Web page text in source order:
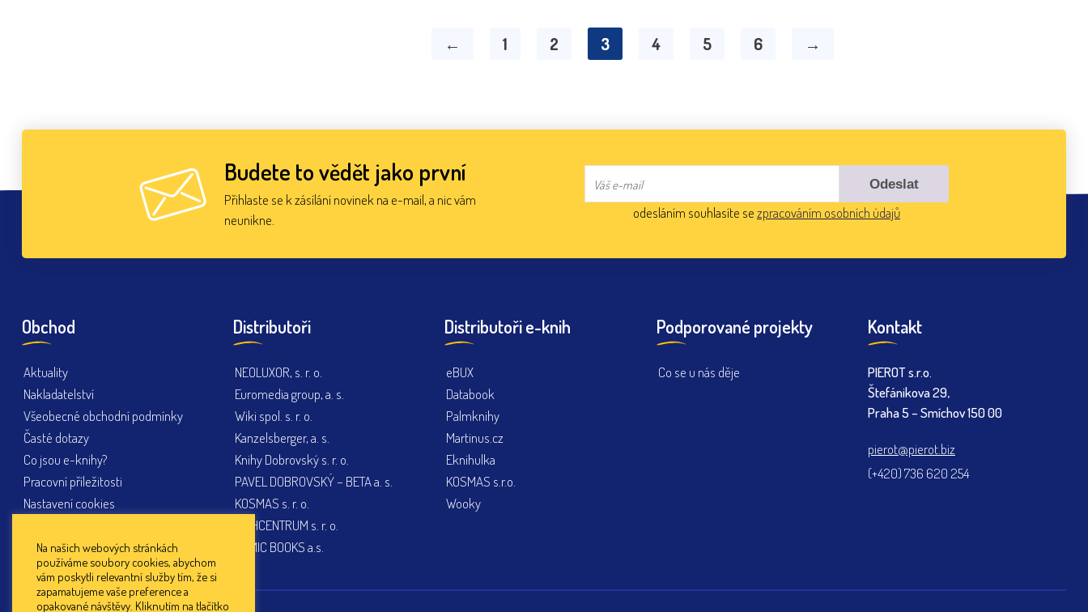
← 1 2 3 4 5 6 →
Budete to vědět jako první
Přihlaste se k zásílání novinek na e-mail, a nic vám
neunikne.
odesláním souhlasíte sezpracováním osobních údajů
Obchod
Aktuality
Nakladatelství
Všeobecné obchodní podmínky
Časté dotazy
Co jsou e-knihy?
Pracovní příležitosti
Nastavení cookies
Distributoři
NEOLUXOR, s. r. o.
Euromedia group, a. s.
Wiki spol. s. r. o.
Kanzelsberger, a. s.
Knihy Dobrovský s. r. o.
PAVEL DOBROVSKÝ – BETA a. s.
KOSMAS s. r. o.
KNIHCENTRUM s. r. o.
PEMIC BOOKS a.s.
Distributoři e-knih
eBUX
Databook
Palmknihy
Martinus.cz
Eknihulka
KOSMAS s.r.o.
Wooky
Podporované projekty
Co se u nás děje
Kontakt
PIEROT s.r.o.
Štefánikova 29,
Praha 5 – Smíchov 150 00
pierot@pierot.biz
(+420) 736 620 254
Na našich webových stránkách
používáme soubory cookies, abychom
vám poskytli relevantní služby tím, že si
zapamatujeme vaše preference a
opakované návštěvy. Kliknutím na tlačítko